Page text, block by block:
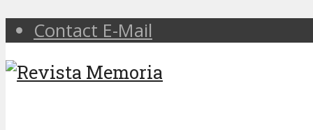
Contact E-Mail